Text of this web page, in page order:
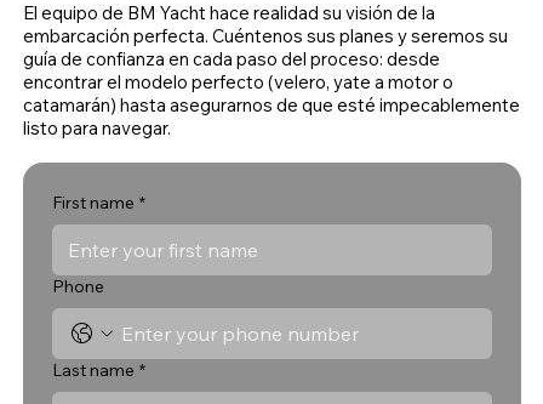
First name *
Phone
Last name *
El equipo de BM Yacht hace realidad su visión de la
embarcación perfecta. Cuéntenos sus planes y seremos su
guía de confianza en cada paso del proceso: desde
encontrar el modelo perfecto (velero, yate a motor o
catamarán) hasta asegurarnos de que esté impecablemente
listo para navegar.